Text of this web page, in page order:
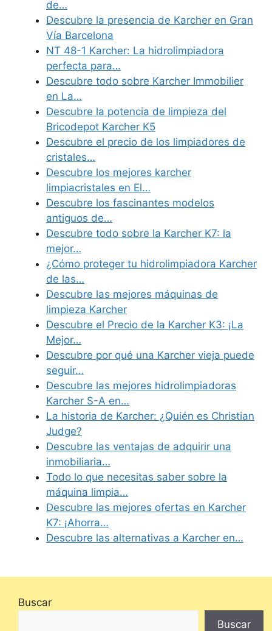
de…
Descubre la presencia de Karcher en Gran
Vía Barcelona
NT 48-1 Karcher: La hidrolimpiadora
perfecta para…
Descubre todo sobre Karcher Immobilier
en La…
Descubre la potencia de limpieza del
Bricodepot Karcher K5
Descubre el precio de los limpiadores de
cristales…
Descubre los mejores karcher
limpiacristales en El…
Descubre los fascinantes modelos
antiguos de…
Descubre todo sobre la Karcher K7: la
mejor…
¿Cómo proteger tu hidrolimpiadora Karcher
de las…
Descubre las mejores máquinas de
limpieza Karcher
Descubre el Precio de la Karcher K3: ¡La
Mejor…
Descubre por qué una Karcher vieja puede
seguir…
Descubre las mejores hidrolimpiadoras
Karcher S-A en…
La historia de Karcher: ¿Quién es Christian
Judge?
Descubre las ventajas de adquirir una
inmobiliaria…
Todo lo que necesitas saber sobre la
máquina limpia…
Descubre las mejores ofertas en Karcher
K7: ¡Ahorra…
Descubre las alternativas a Karcher en…
Buscar
Buscar